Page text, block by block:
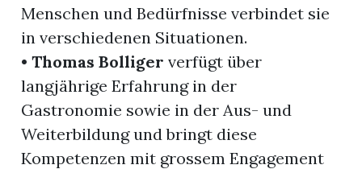
Menschen und Bedürfnisse verbindet sie
in verschiedenen Situationen.
•Thomas Bolliger verfügt über
langjährige Erfahrung in der
Gastronomie sowie in der Aus- und
Weiterbildung und bringt diese
Kompetenzen mit grossem Engagement